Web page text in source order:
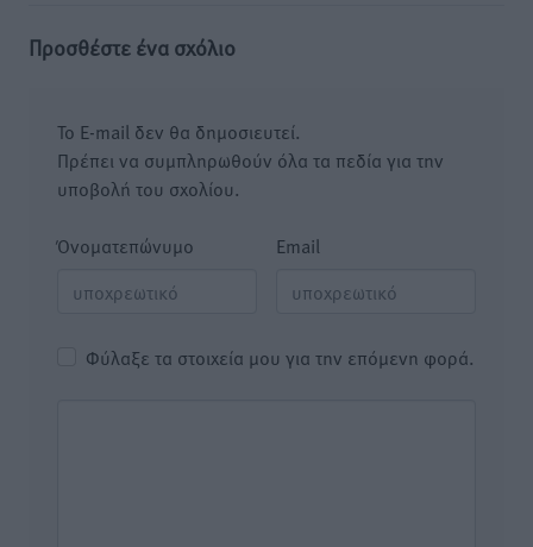
Προσθέστε ένα σχόλιο
Το E-mail δεν θα δημοσιευτεί.
Πρέπει να συμπληρωθούν όλα τα πεδία για την
υποβολή του σχολίου.
Όνοματεπώνυμο Email
Φύλαξε τα στοιχεία μου για την επόμενη φορά.